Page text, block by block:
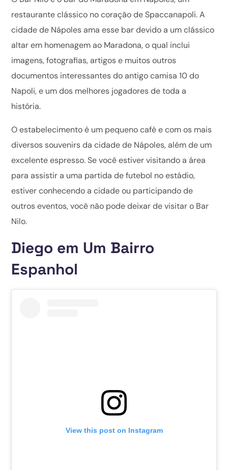
restaurante clássico no coração de Spaccanapoli. A
cidade de Nápoles ama esse bar devido a um clássico
altar em homenagem ao Maradona, o qual inclui
imagens, fotografias, artigos e muitos outros
documentos interessantes do antigo camisa 10 do
Napoli, e um dos melhores jogadores de toda a
história.
O estabelecimento é um pequeno café e com os mais
diversos souvenirs da cidade de Nápoles, além de um
excelente espresso. Se você estiver visitando a área
para assistir a uma partida de futebol no estádio,
estiver conhecendo a cidade ou participando de
outros eventos, você não pode deixar de visitar o Bar
Nilo.
Diego em Um Bairro
Espanhol
View this post on Instagram